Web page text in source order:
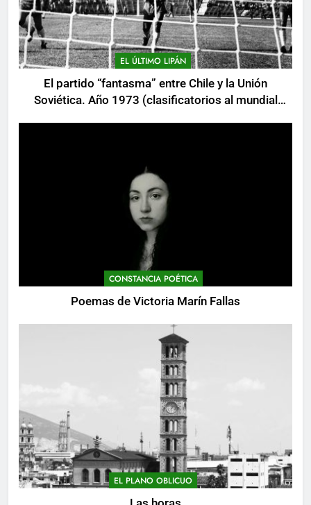
EL ÚLTIMO LIPÁN
El partido “fantasma” entre Chile y la Unión
Soviética. Año 1973 (clasificatorios al mundial
CONSTANCIA POÉTICA
Poemas de Victoria Marín Fallas
EL PLANO OBLICUO